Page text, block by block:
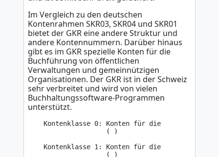
Im Vergleich zu den deutschen
Kontenrahmen SKR03, SKR04 und SKR01
bietet der GKR eine andere Struktur und
andere Kontennummern. Darüber hinaus
gibt es im GKR spezielle Konten für die
Buchführung von öffentlichen
Verwaltungen und gemeinnützigen
Organisationen. Der GKR ist in der Schweiz
sehr verbreitet und wird von vielen
Buchhaltungssoftware-Programmen
unterstützt.
    Kontenklasse 0: Konten für die
                    ( )
    Kontenklasse 1: Konten für die
                    ( )